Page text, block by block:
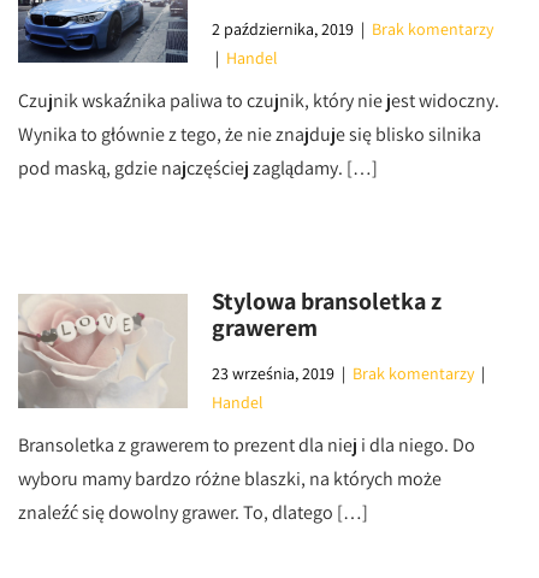
2 października, 2019 | Brak komentarzy
| Handel
Czujnik wskaźnika paliwa to czujnik, który nie jest widoczny.
Wynika to głównie z tego, że nie znajduje się blisko silnika
pod maską, gdzie najczęściej zaglądamy. […]
Stylowa bransoletka z
grawerem
23 września, 2019 | Brak komentarzy |
Handel
Bransoletka z grawerem to prezent dla niej i dla niego. Do
wyboru mamy bardzo różne blaszki, na których może
znaleźć się dowolny grawer. To, dlatego […]